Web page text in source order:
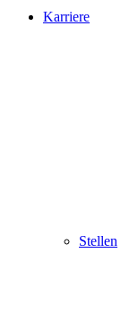
Karriere
Stellen